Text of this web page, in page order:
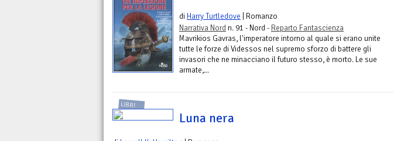
di Harry Turtledove | Romanzo
Narrativa Nord n. 91 - Nord - Reparto Fantascienza
Mavrikios Gavras, l'imperatore intorno al quale si erano unite
tutte le forze di Videssos nel supremo sforzo di battere gli
invasori che ne minacciano il futuro stesso, è morto. Le sue
armate,...
LIBRI
Luna nera